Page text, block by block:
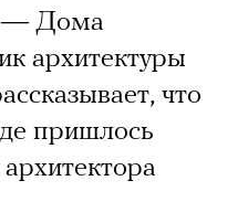
— Дома
архитектуры
что
пришлось